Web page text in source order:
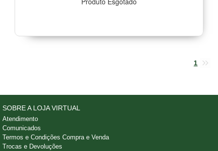
1
SOBRE A LOJA VIRTUAL
Atendimento
Comunicados
Termos e Condições Compra e Venda
Trocas e Devoluções